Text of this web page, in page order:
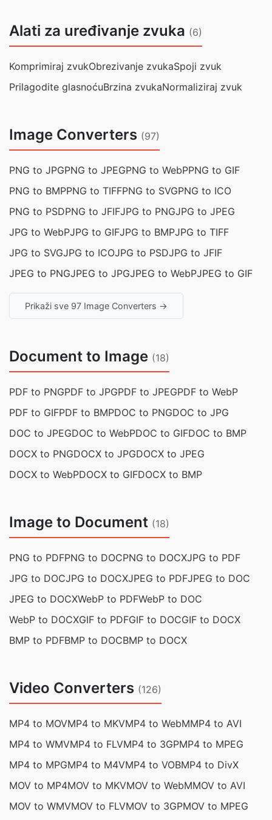
Alati za uređivanje zvuka (6)
Komprimiraj zvukObrezivanje zvukaSpoji zvuk
Prilagodite glasnoćuBrzina zvukaNormaliziraj zvuk
Image Converters (97)
PNG to JPGPNG to JPEGPNG to WebPPNG to GIF
PNG to BMPPNG to TIFFPNG to SVGPNG to ICO
PNG to PSDPNG to JFIFJPG to PNGJPG to JPEG
JPG to WebPJPG to GIFJPG to BMPJPG to TIFF
JPG to SVGJPG to ICOJPG to PSDJPG to JFIF
JPEG to PNGJPEG to JPGJPEG to WebPJPEG to GIF
Prikaži sve 97 Image Converters →
Document to Image (18)
PDF to PNGPDF to JPGPDF to JPEGPDF to WebP
PDF to GIFPDF to BMPDOC to PNGDOC to JPG
DOC to JPEGDOC to WebPDOC to GIFDOC to BMP
DOCX to PNGDOCX to JPGDOCX to JPEG
DOCX to WebPDOCX to GIFDOCX to BMP
Image to Document (18)
PNG to PDFPNG to DOCPNG to DOCXJPG to PDF
JPG to DOCJPG to DOCXJPEG to PDFJPEG to DOC
JPEG to DOCXWebP to PDFWebP to DOC
WebP to DOCXGIF to PDFGIF to DOCGIF to DOCX
BMP to PDFBMP to DOCBMP to DOCX
Video Converters (126)
MP4 to MOVMP4 to MKVMP4 to WebMMP4 to AVI
MP4 to WMVMP4 to FLVMP4 to 3GPMP4 to MPEG
MP4 to MPGMP4 to M4VMP4 to VOBMP4 to DivX
MOV to MP4MOV to MKVMOV to WebMMOV to AVI
MOV to WMVMOV to FLVMOV to 3GPMOV to MPEG